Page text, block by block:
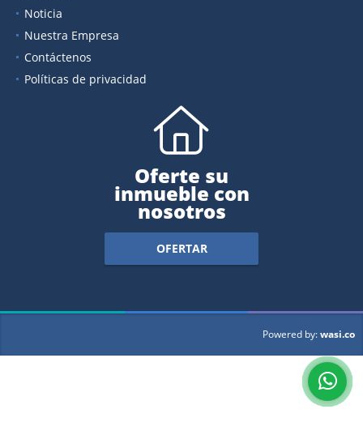
Noticia
Nuestra Empresa
Contáctenos
Políticas de privacidad
Oferte su
inmueble con
nosotros
OFERTAR
Powered by:wasi.co